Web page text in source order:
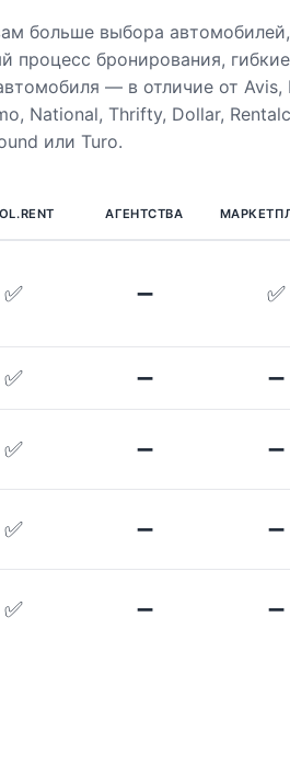
больше выбора
процесс бронирования,
— в отличие от Avis,
National, Thrifty, Dollar,
или Turo.
АГЕНТСТВА
✅ ➖ ✅
✅ ➖ ➖
✅ ➖ ➖
✅ ➖ ➖
✅ ➖ ➖